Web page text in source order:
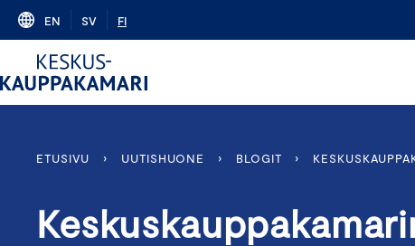
Skip
content
EN SV FI
ETUSIVU › UUTISHUONE › BLOGIT ›